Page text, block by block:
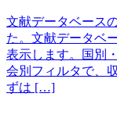
文献データベース
た。文献データベ
表示します。国別
会別フィルタで、
ずは […]